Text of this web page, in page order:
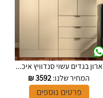
ארון בגדים עשוי סנדוויץ איכ...
המחיר שלנו:3592
₪
פרטים נוספים